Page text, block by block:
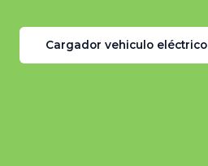
Cargador vehiculo eléctrico